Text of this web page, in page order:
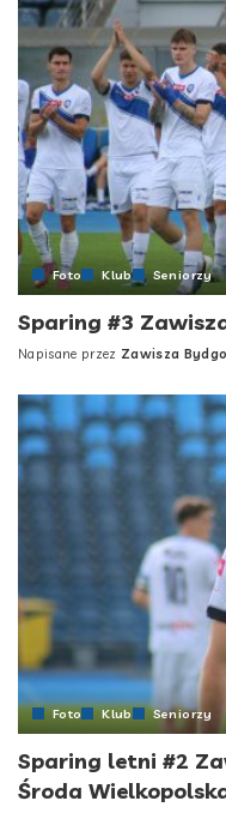
Foto Klub Seniorzy
Sparing #3
Posted
Napisane przez Zawisza
Foto Klub Seniorzy
Sparing letni #2
Środa